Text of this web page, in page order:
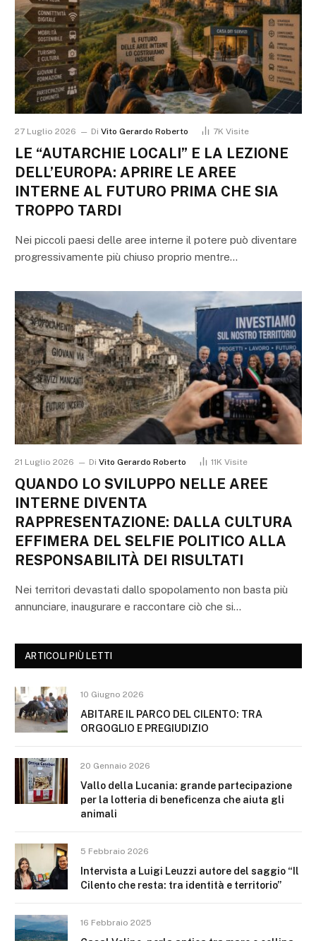
27 Luglio 2026 Di Vito Gerardo Roberto 7K Visite
LE “AUTARCHIE LOCALI” E LA LEZIONE
DELL’EUROPA: APRIRE LE AREE
INTERNE AL FUTURO PRIMA CHE SIA
TROPPO TARDI
Nei piccoli paesi delle aree interne il potere può diventare
progressivamente più chiuso proprio mentre…
21 Luglio 2026 Di Vito Gerardo Roberto 11K Visite
QUANDO LO SVILUPPO NELLE AREE
INTERNE DIVENTA
RAPPRESENTAZIONE: DALLA CULTURA
EFFIMERA DEL SELFIE POLITICO ALLA
RESPONSABILITÀ DEI RISULTATI
Nei territori devastati dallo spopolamento non basta più
annunciare, inaugurare e raccontare ciò che si…
ARTICOLI PIÙ LETTI
10 Giugno 2026
ABITARE IL PARCO DEL CILENTO: TRA
ORGOGLIO E PREGIUDIZIO
20 Gennaio 2026
Vallo della Lucania: grande partecipazione
per la lotteria di beneficenza che aiuta gli
animali
5 Febbraio 2026
Intervista a Luigi Leuzzi autore del saggio “Il
Cilento che resta: tra identità e territorio”
16 Febbraio 2025